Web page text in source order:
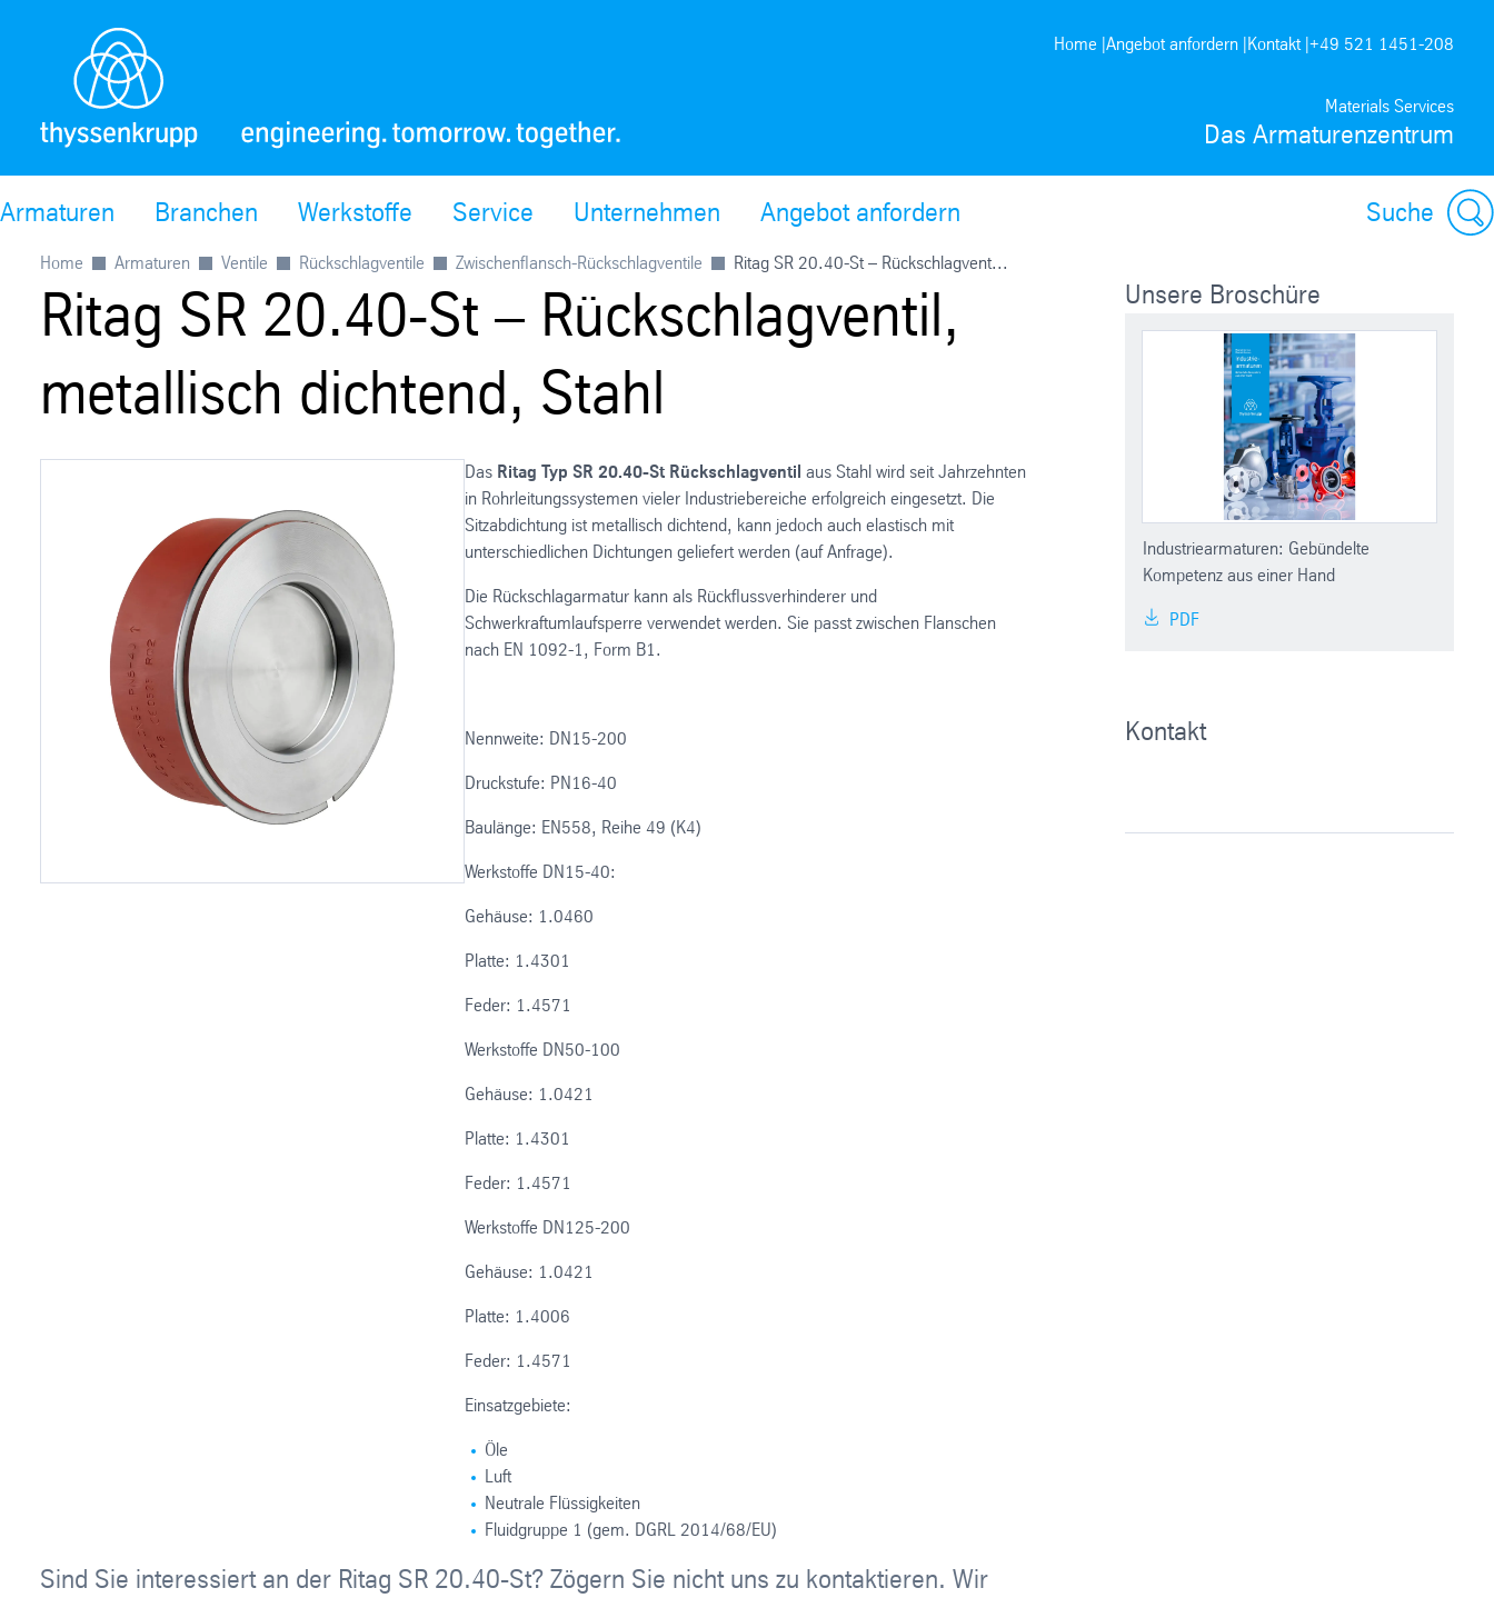
Materials Services
Das Armaturenzentrum
Home |Angebot anfordern |Kontakt |+49 521 1451-208
Armaturen Branchen Werkstoffe Service Unternehmen Angebot anfordern Suche
Home Armaturen Ventile Rückschlagventile Zwischenflansch-Rückschlagventile Ritag SR 20.40-St – Rückschlagvent...
Ritag SR 20.40-St – Rückschlagventil,
metallisch dichtend, Stahl
Das Ritag Typ SR 20.40-St Rückschlagventil aus Stahl wird seit Jahrzehnten
in Rohrleitungssystemen vieler Industriebereiche erfolgreich eingesetzt. Die
Sitzabdichtung ist metallisch dichtend, kann jedoch auch elastisch mit
unterschiedlichen Dichtungen geliefert werden (auf Anfrage).
Die Rückschlagarmatur kann als Rückflussverhinderer und
Schwerkraftumlaufsperre verwendet werden. Sie passt zwischen Flanschen
nach EN 1092-1, Form B1.
Nennweite: DN15-200
Druckstufe: PN16-40
Baulänge: EN558, Reihe 49 (K4)
Werkstoffe DN15-40:
Gehäuse: 1.0460
Platte: 1.4301
Feder: 1.4571
Werkstoffe DN50-100
Gehäuse: 1.0421
Platte: 1.4301
Feder: 1.4571
Werkstoffe DN125-200
Gehäuse: 1.0421
Platte: 1.4006
Feder: 1.4571
Einsatzgebiete:
Öle
Luft
Neutrale Flüssigkeiten
Fluidgruppe 1 (gem. DGRL 2014/68/EU)
Sind Sie interessiert an der Ritag SR 20.40-St? Zögern Sie nicht uns zu kontaktieren. Wir
Unsere Broschüre
Industriearmaturen: Gebündelte
Kompetenz aus einer Hand
PDF
Kontakt